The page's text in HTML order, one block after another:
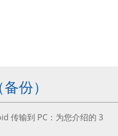
份）
传输到 PC：为您介绍的 3